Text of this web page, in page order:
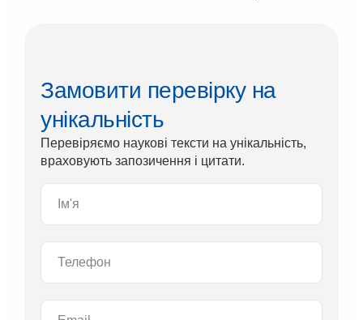
Замовити перевірку на
унікальність
Перевіряємо наукові тексти на унікальність,
враховують запозичення і цитати.